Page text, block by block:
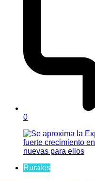
0
Rurales